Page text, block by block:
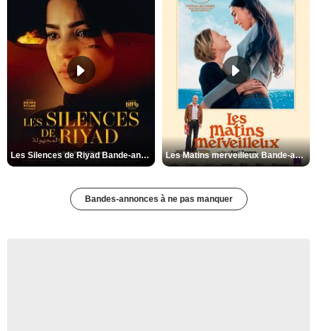
Les Silences de Riyad Bande-annonce VO STFR Les Matins merveilleux Bande-annonce VF
Bandes-annonces à ne pas manquer